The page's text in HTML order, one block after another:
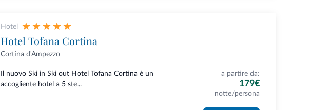
Hotel
Hotel Tofana Cortina
Cortina d'Ampezzo
Il nuovo Ski in Ski out Hotel Tofana Cortina è un
accogliente hotel a 5 ste...
a partire da:
179€
notte/persona